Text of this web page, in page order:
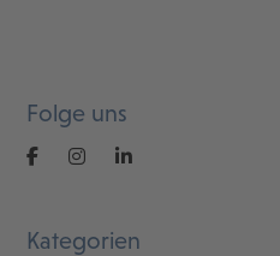
Folge uns
Kategorien